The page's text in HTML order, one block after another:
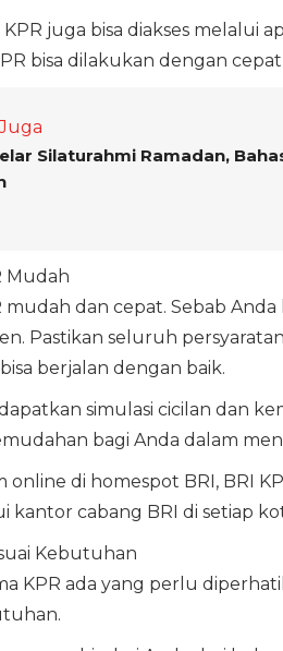
juga bisa diakses melalui
bisa dilakukan dengan
Silaturahmi Ramadan,
Mudah
mudah dan cepat. Sebab
Pastikan seluruh
berjalan dengan baik.
simulasi cicilan dan
bagi Anda dalam
online di homespot BRI, BRI
kantor cabang BRI di setiap
Kebutuhan
KPR ada yang perlu